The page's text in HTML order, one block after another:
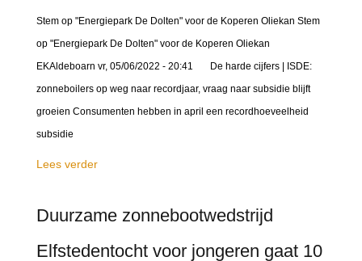
Stem op "Energiepark De Dolten" voor de Koperen Oliekan Stem
op "Energiepark De Dolten" voor de Koperen Oliekan
EKAldeboarn vr, 05/06/2022 - 20:41 De harde cijfers | ISDE:
zonneboilers op weg naar recordjaar, vraag naar subsidie blijft
groeien Consumenten hebben in april een recordhoeveelheid
subsidie
Lees verder
Duurzame zonnebootwedstrijd
Elfstedentocht voor jongeren gaat 10